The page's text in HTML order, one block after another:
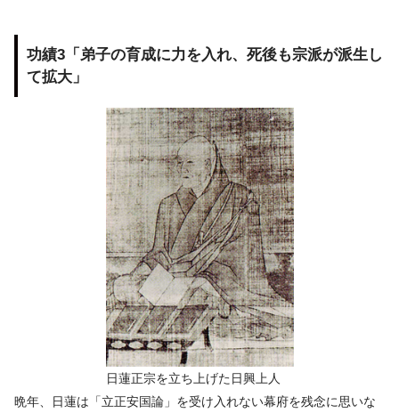
功績3「弟子の育成に力を入れ、死後も宗派が派生し
て拡大」
日蓮正宗を立ち上げた日興上人
晩年、日蓮は「立正安国論」を受け入れない幕府を残念に思いな